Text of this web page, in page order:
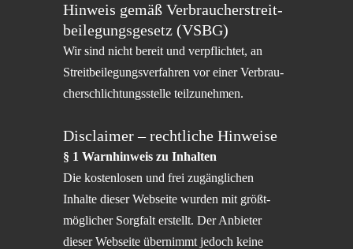
Hinweis gemäß Verbrau­cher­streit­
bei­le­gungs­ge­setz (VSBG)
Wir sind nicht bereit und verpflich­tet, an
Streit­bei­le­gungs­ver­fah­ren vor einer Verbrau­
cher­schlich­tungs­stelle teilzunehmen.
Disclai­mer – recht­li­che Hinweise
§ 1 Warnhin­weis zu Inhalten
Die kosten­lo­sen und frei zugäng­li­chen
Inhalte dieser Webseite wurden mit größt­
mög­li­cher Sorgfalt erstellt. Der Anbie­ter
dieser Webseite übernimmt jedoch keine